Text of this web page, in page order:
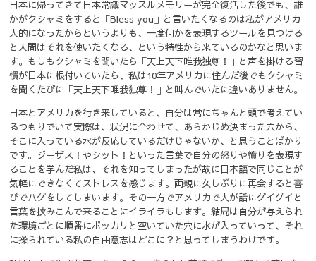
日本に帰ってきて日本常識マッスルメモリーが完全復活した後でも、誰
かがクシャミをすると「Bless you」と言いたくなるのは私がアメリカ
人的になったからというよりも、一度何かを表現するツールを見つける
と人間はそれを使いたくなる、という特性から来ているのかなと思いま
す。もしもクシャミを聞いたら「天上天下唯我独尊！」と声を掛ける習
慣が日本に根付いていたら、私は10年アメリカに住んだ後でもクシャミ
を聞くたびに「天上天下唯我独尊！」と叫んでいたに違いありません。
日本とアメリカを行き来していると、自分は常にちゃんと頭で考えてい
るつもりでいて実際は、状況に合わせて、あらかじめ決まった穴から、
そこに入っている水が反応しているだけじゃないか、と思うことばかり
です。ジーザス！やシット！といった言葉で自分の怒りや憤りを表現す
ることを学んだ私は、それを知ってしまったが故に日本語で同じことが
気軽にできなくてストレスを感じます。両親に久しぶりに再会すると喜
びでハグをしてしまいます。その一方でアメリカで人が話にグイグイと
言葉を挟みこんで来ることにイライラもします。結局は自分が与えられ
た環境ごとに順番にポッカリと空いていた穴に水が入っていって、それ
に操られている私の自由意志はどこに？と思ってしまうわけです。